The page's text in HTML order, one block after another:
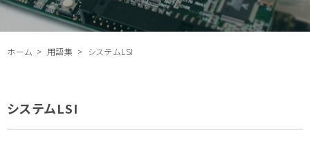
ホーム 用語集 システムLSI
システムLSI